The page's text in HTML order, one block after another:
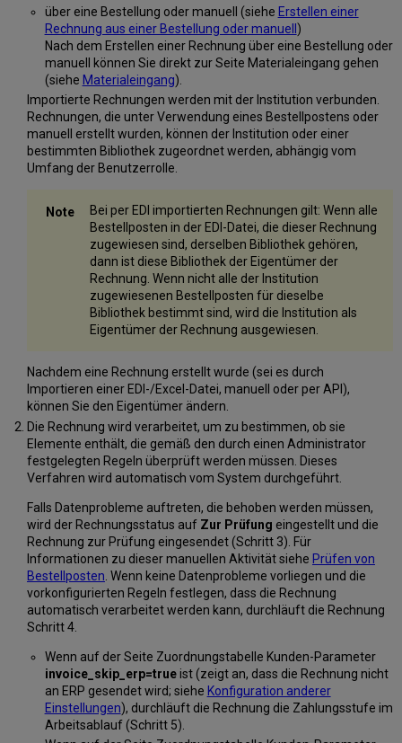
über eine Bestellung oder manuell (siehe Erstellen einer
Rechnung aus einer Bestellung oder manuell )
Nach dem Erstellen einer Rechnung über eine Bestellung oder
manuell können Sie direkt zur Seite Materialeingang gehen
(siehe Materialeingang).
Importierte Rechnungen werden mit der Institution verbunden.
Rechnungen, die unter Verwendung eines Bestellpostens oder
manuell erstellt wurden, können der Institution oder einer
bestimmten Bibliothek zugeordnet werden, abhängig vom
Umfang der Benutzerrolle.
Bei per EDI importierten Rechnungen gilt: Wenn alle
Bestellposten in der EDI-Datei, die dieser Rechnung
zugewiesen sind, derselben Bibliothek gehören,
dann ist diese Bibliothek der Eigentümer der
Rechnung. Wenn nicht alle der Institution
zugewiesenen Bestellposten für dieselbe
Bibliothek bestimmt sind, wird die Institution als
Eigentümer der Rechnung ausgewiesen.
Nachdem eine Rechnung erstellt wurde (sei es durch
Importieren einer EDI-/Excel-Datei, manuell oder per API),
können Sie den Eigentümer ändern.
Die Rechnung wird verarbeitet, um zu bestimmen, ob sie
Elemente enthält, die gemäß den durch einen Administrator
festgelegten Regeln überprüft werden müssen. Dieses
Verfahren wird automatisch vom System durchgeführt.
Falls Datenprobleme auftreten, die behoben werden müssen,
wird der Rechnungsstatus auf Zur Prüfung eingestellt und die
Rechnung zur Prüfung eingesendet (Schritt 3). Für
Informationen zu dieser manuellen Aktivität siehe Prüfen von
Bestellposten . Wenn keine Datenprobleme vorliegen und die
vorkonfigurierten Regeln festlegen, dass die Rechnung
automatisch verarbeitet werden kann, durchläuft die Rechnung
Schritt 4.
Wenn auf der Seite Zuordnungstabelle Kunden-Parameter
invoice_skip_erp=trueist (zeigt an, dass die Rechnung nicht
an ERP gesendet wird; siehe Konfiguration anderer
Einstellungen), durchläuft die Rechnung die Zahlungsstufe im
Arbeitsablauf (Schritt 5).